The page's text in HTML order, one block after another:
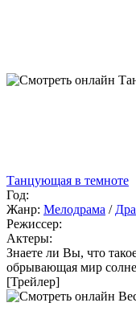
Танцующая в темноте
Год:
Жанр: Мелодрама /
Режиссер:
Актеры:
Знаете ли Вы, что
обрывающая мир
[Трейлер]